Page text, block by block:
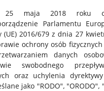
cienki Roz S-XL, 1
Paczka 3 szt
Kurtki
maja 2018 roku
Parlamentu
(UE) 2016/679 z dnia 27
ochrony osób
danych
swobodnego
oraz uchylenia dyrektywy
jako "RODO", "ORODO",